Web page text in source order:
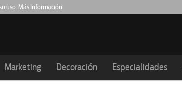
uso. Más Información.
Marketing Decoración Especialidades